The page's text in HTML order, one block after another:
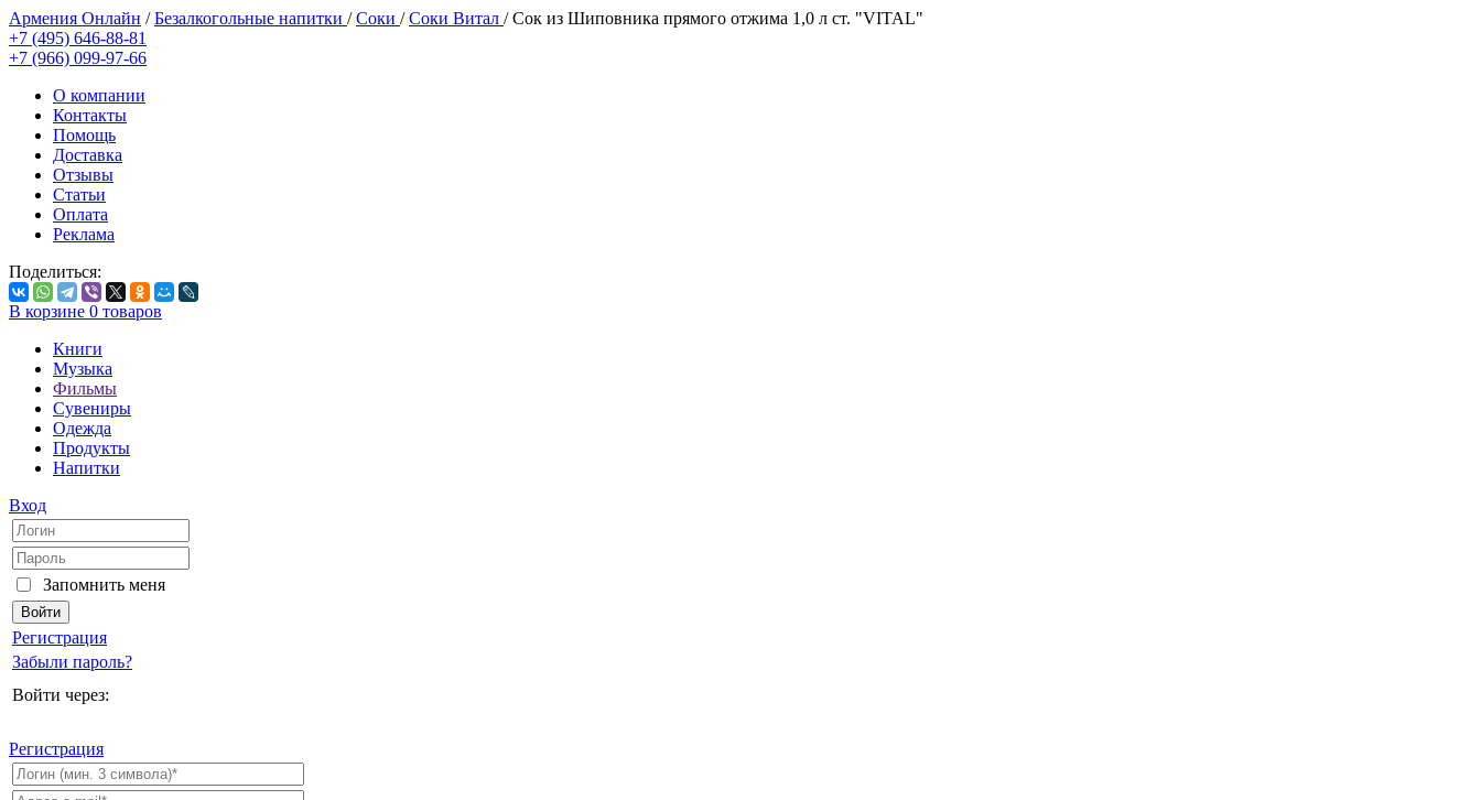
Армения Онлайн /Безалкогольные напитки /Соки /Соки Витал /Сок из Шиповника прямого отжима 1,0 л ст. "VITAL"
+7 (495) 646-88-81
+7 (966) 099-97-66
О компании
Контакты
Помощь
Доставка
Отзывы
Статьи
Оплата
Реклама
Поделиться:
В корзине 0 товаров
Книги
Музыка
Фильмы
Сувениры
Одежда
Продукты
Напитки
Вход
Запомнить меня
Регистрация
Забыли пароль?
Войти через:
Регистрация